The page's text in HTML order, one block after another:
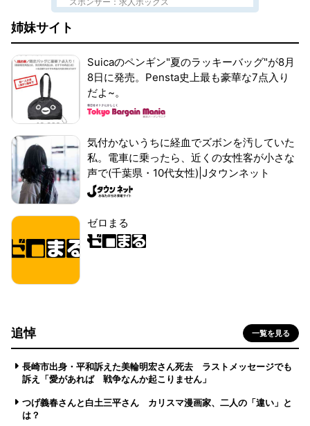
姉妹サイト
Suicaのペンギン"夏のラッキーバッグ"が8月
8日に発売。Pensta史上最も豪華な7点入り
だよ~。
気付かないうちに経血でズボンを汚していた
私。電車に乗ったら、近くの女性客が小さな
声で(千葉県・10代女性)|Jタウンネット
ゼロまる
追悼 一覧を見る
長崎市出身・平和訴えた美輪明宏さん死去 ラストメッセージでも
訴え「愛があれば 戦争なんか起こりません」
つげ義春さんと白土三平さん カリスマ漫画家、二人の「違い」と
は？